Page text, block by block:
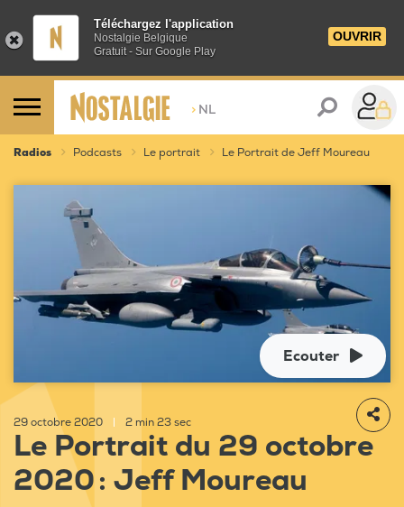
Téléchargez l'application
Nostalgie Belgique
Gratuit - Sur Google Play
OUVRIR
> NL
Radios Podcasts Le portrait Le Portrait de Jeff Moureau
Ecouter
29 octobre 2020 2 min 23 sec
Le Portrait du 29 octobre
2020 : Jeff Moureau